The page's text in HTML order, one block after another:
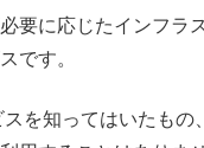
要に応じたインフラ
です。
を知ってはいたもの